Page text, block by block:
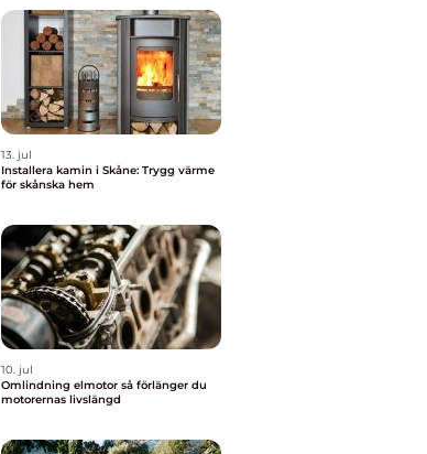
13. jul
Installera kamin i Skåne: Trygg värme
för skånska hem
10. jul
Omlindning elmotor så förlänger du
motorernas livslängd